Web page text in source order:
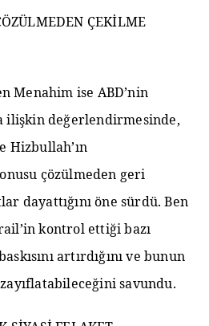
ÇEKİLME
Menahim ise ABD’nin
ilişkin değerlendirmesinde,
Hizbullah’ın
çözülmeden geri
dayattığını öne sürdü. Ben
kontrol ettiği bazı
artırdığını ve bunun
savundu.